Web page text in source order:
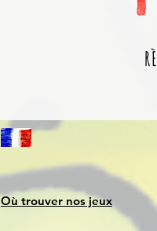
Où trouver nos jeux